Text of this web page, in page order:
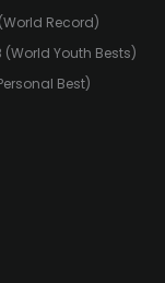
Record)
(World Youth Bests)
Best)